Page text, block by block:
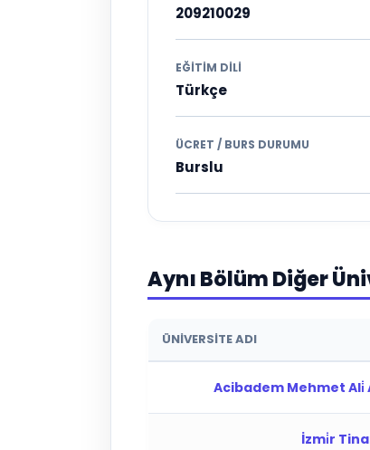
209210029
EĞITIM DILI
Türkçe
ÜCRET / BURS DURUMU
Burslu
Aynı Bölüm Diğer
ÜNIVERSITE ADI
Acibadem Mehmet
İzmi̇r